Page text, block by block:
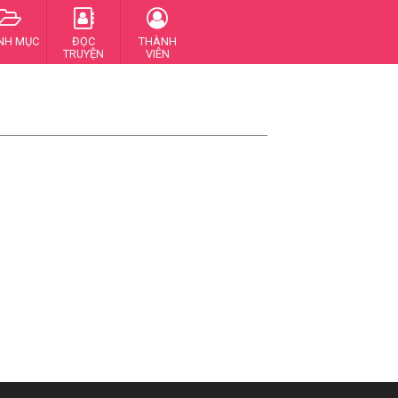
MỤC
ĐỌC
TRUYỆN
THÀNH
VIÊN